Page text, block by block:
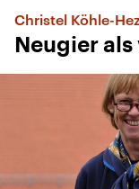
Christel Köhle-
Neugier